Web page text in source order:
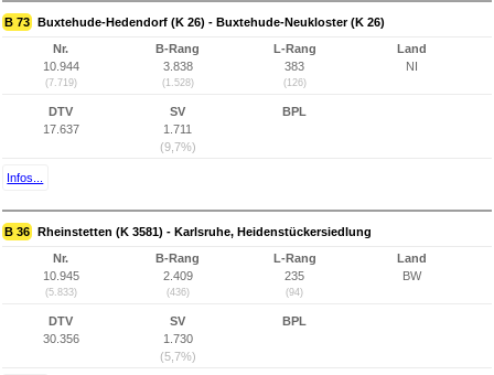
B 73 Buxtehude-Hedendorf (K 26) - Buxtehude-Neukloster (K 26)
Nr.
10.944
(7.719)
B-Rang
3.838
(1.528)
L-Rang
383
(126)
Land
NI
DTV
17.637
SV
1.711
(9,7%)
BPL
Infos...
B 36 Rheinstetten (K 3581) - Karlsruhe, Heidenstückersiedlung
Nr.
10.945
(5.833)
B-Rang
2.409
(436)
L-Rang
235
(94)
Land
BW
DTV
30.356
SV
1.730
(5,7%)
BPL